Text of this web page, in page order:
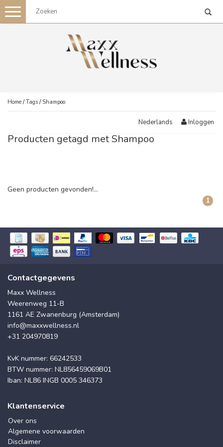
Toggle
navigation
Home /Tags / Shampoo
Nederlands Inloggen
Producten getagd met Shampoo
Geen producten gevonden!...
1
Contactgegevens
Maxx Wellness
Weerenweg 11-B
1161 AE Zwanenburg (Amsterdam)
info@maxxwellness.nl
+31 204970819
KvK nummer: 66242533
BTW nummer: NL856459069B01
Iban: NL86 INGB 0005 346373
Klantenservice
Over ons
Algemene voorwaarden
Disclaimer